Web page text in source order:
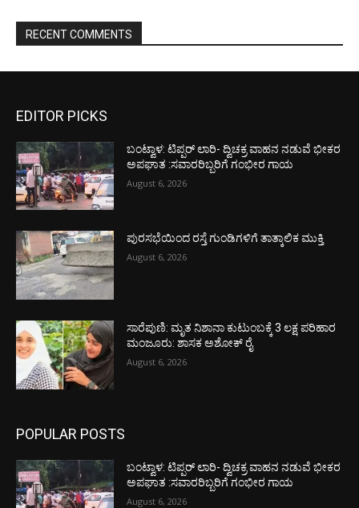
RECENT COMMENTS
EDITOR PICKS
ಬಂಟ್ವಾಳ: ಟಿಪ್ಪರ್ ಲಾರಿ- ದ್ವಿಚಕ್ರ ವಾಹನ ನಡುವೆ ಭೀಕರ
ಅಪಘಾತ :ಸವಾರರಿಬ್ಬರಿಗೆ ಗಂಭೀರ ಗಾಯ
August 6, 2026
ಪುರಸಭೆಯಿಂದ ರಸ್ತೆ ಗುಂಡಿಗಳಿಗೆ ತಾತ್ಕಾಲಿಕ ಮುಕ್ತಿ
August 6, 2026
ಸಾರೆಪುಣಿ: ಮೃತ ನಿಶಾನಾ ಕುಟುಂಬಕ್ಕೆ 3 ಲಕ್ಷ ಪರಿಹಾರ
ಮಂಜೂರು: ಶಾಸಕ ಅಶೋಕ್ ರೈ
August 6, 2026
POPULAR POSTS
ಬಂಟ್ವಾಳ: ಟಿಪ್ಪರ್ ಲಾರಿ- ದ್ವಿಚಕ್ರ ವಾಹನ ನಡುವೆ ಭೀಕರ
ಅಪಘಾತ :ಸವಾರರಿಬ್ಬರಿಗೆ ಗಂಭೀರ ಗಾಯ
August 6, 2026